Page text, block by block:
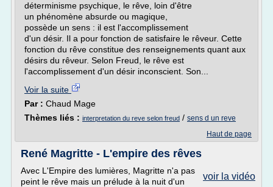
déterminisme psychique, le rêve, loin d'être
un phénomène absurde ou magique,
possède un sens : il est l'accomplissement
d'un désir. Il a pour fonction de satisfaire le rêveur. Cette
fonction du rêve constitue des renseignements quant aux
désirs du rêveur. Selon Freud, le rêve est
l'accomplissement d'un désir inconscient. Son...
Voir la suite
Par : Chaud Mage
Thèmes liés : interpretation du reve selon freud / sens d un reve
Haut de page
René Magritte - L'empire des rêves
voir la vidéo
Avec L'Empire des lumières, Magritte n'a pas
peint le rêve mais un prélude à la nuit d'un